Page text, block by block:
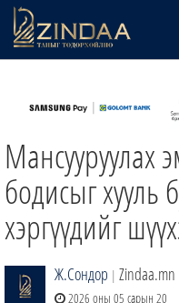
ТВ8
ӨГЛӨӨНИЙ СОНИН
АУДИО ЗОХИОЛ
ЗИНДАА СЭТГҮҮЛ
Мансууруулах
бодисыг хууль
хэргүүдийг
Ж.Сондор | Zindaa.mn
2026 оны 05 сарын 20